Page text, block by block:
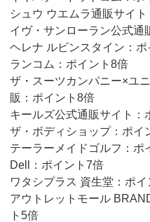
シュウ ウエムラ通販サイ
イヴ・サンローラン公式通
ヘレナ ルビンスタイン：
ランコム：ポイント8倍
ザ・スーツカンパニー×ユ
販：ポイント8倍
キールズ公式通販サイト：
ザ・ボディショップ：ポイ
テーラーメイドゴルフ：ポ
Dell：ポイント7倍
ワタシプラス 資生堂：ポ
アウトレットモール
ト5倍